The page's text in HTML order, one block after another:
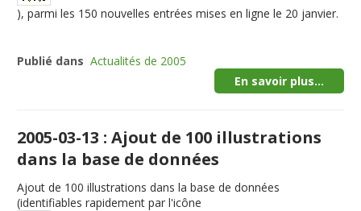
), parmi les 150 nouvelles entrées mises en ligne le 20 janvier.
Publié dans Actualités de 2005
En savoir plus...
2005-03-13 : Ajout de 100 illustrations
dans la base de données
Ajout de 100 illustrations dans la base de données
(identifiables rapidement par l'icône